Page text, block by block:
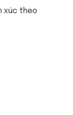
xúc theo